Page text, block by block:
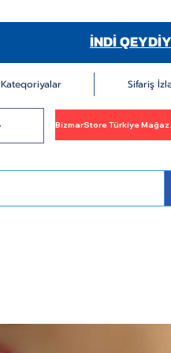
İNDİ
Kateqoriyalar Sifariş